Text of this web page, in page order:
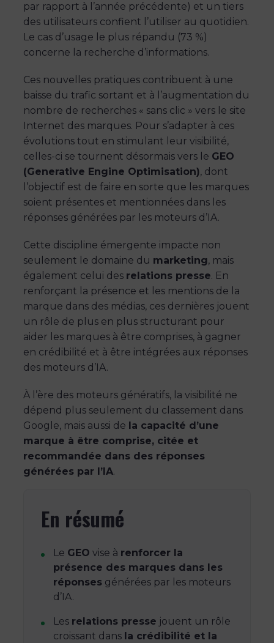
par rapport à l’année précédente) et un tiers
des utilisateurs confient l’utiliser au quotidien.
Le cas d’usage le plus répandu (73 %)
concerne la recherche d’informations.
Ces nouvelles pratiques contribuent à une
baisse du trafic sortant et à l’augmentation du
nombre de recherches « sans clic » vers le site
Internet des marques. Pour s’adapter à ces
évolutions tout en stimulant leur visibilité,
celles-ci se tournent désormais vers le GEO
(Generative Engine Optimisation), dont
l’objectif est de faire en sorte que les marques
soient présentes et mentionnées dans les
réponses générées par les moteurs d’IA.
Cette discipline émergente impacte non
seulement le domaine du marketing, mais
également celui des relations presse. En
renforçant la présence et les mentions de la
marque dans des médias, ces dernières jouent
un rôle de plus en plus structurant pour
aider les marques à être comprises, à gagner
en crédibilité et à être intégrées aux réponses
des moteurs d’IA.
À l’ère des moteurs génératifs, la visibilité ne
dépend plus seulement du classement dans
Google, mais aussi de la capacité d’une
marque à être comprise, citée et
recommandée dans des réponses
générées par l’IA.
En résumé
Le GEO vise à renforcer la
présence des marques dans les
réponses générées par les moteurs
d’IA.
Les relations presse jouent un rôle
croissant dans la crédibilité et la